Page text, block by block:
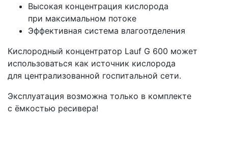
Высокая концентрация кислорода
при максимальном потоке
Эффективная система влагоотделения
Кислородный концентратор Lauf G 600 может
использоваться как источник кислорода
для централизованной госпитальной сети.
Эксплуатация возможна только в комплекте
с ёмкостью ресивера!